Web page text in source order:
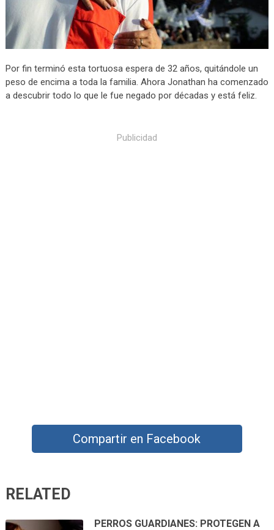
Por fin terminó esta tortuosa espera de 32 años, quitándole un
peso de encima a toda la familia. Ahora Jonathan ha comenzado
a descubrir todo lo que le fue negado por décadas y está feliz.
Publicidad
Compartir en Facebook
RELATED
PERROS GUARDIANES: PROTEGEN A